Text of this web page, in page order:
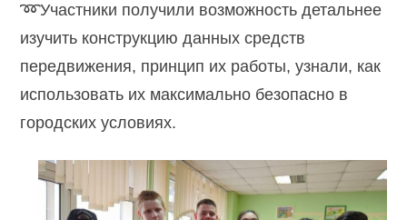
➿Участники получили возможность детальнее
изучить конструкцию данных средств
передвижения, принцип их работы, узнали, как
использовать их максимально безопасно в
городских условиях.